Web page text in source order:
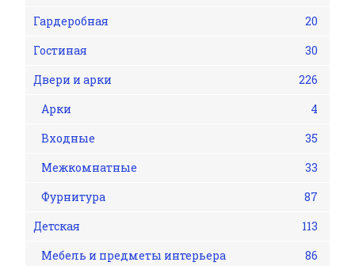
Гардеробная
20
Гостиная
30
Двери и арки
226
Арки
4
Входные
35
Межкомнатные
33
Фурнитура
87
Детская
113
Мебель и предметы интерьера
86